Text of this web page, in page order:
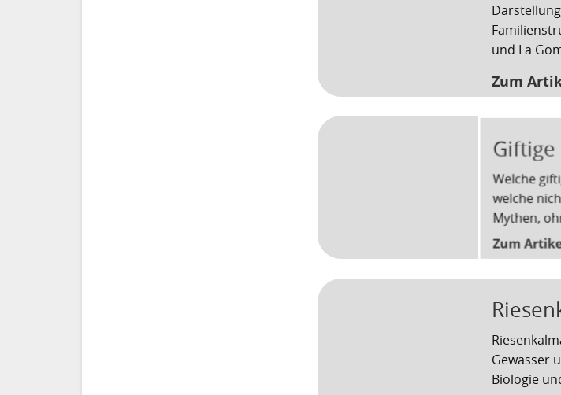
und La
Zum
Welche
welche
Mythen,
Zum
Gewässer
Biologie